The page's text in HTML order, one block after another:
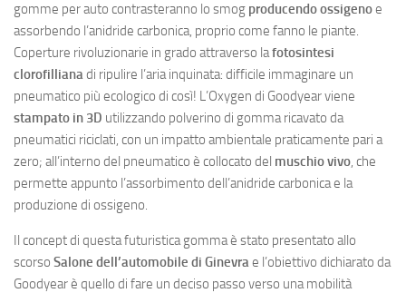
gomme per auto contrasteranno lo smog producendo ossigenoe
assorbendo l’anidride carbonica, proprio come fanno le piante.
Coperture rivoluzionarie in grado attraverso lafotosintesi
clorofillianadi ripulire l’aria inquinata: difficile immaginare un
pneumatico più ecologico di così! L’Oxygen di Goodyear viene
stampato in 3D utilizzando polverino di gomma ricavato da
pneumatici riciclati, con un impatto ambientale praticamente pari a
zero; all’interno del pneumatico è collocato del muschio vivo, che
permette appunto l’assorbimento dell’anidride carbonica e la
produzione di ossigeno.
Il concept di questa futuristica gomma è stato presentato allo
scorso Salone dell’automobile di Ginevrae l’obiettivo dichiarato da
Goodyear è quello di fare un deciso passo verso una mobilità